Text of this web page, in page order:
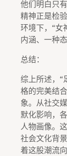
他们明白只
精神正是检
环境下，“女
内涵、一种
总结：
综上所述，“
格的完美结
象。从社交
默化影响，
人物画像。
社会文化背
着这股潮流